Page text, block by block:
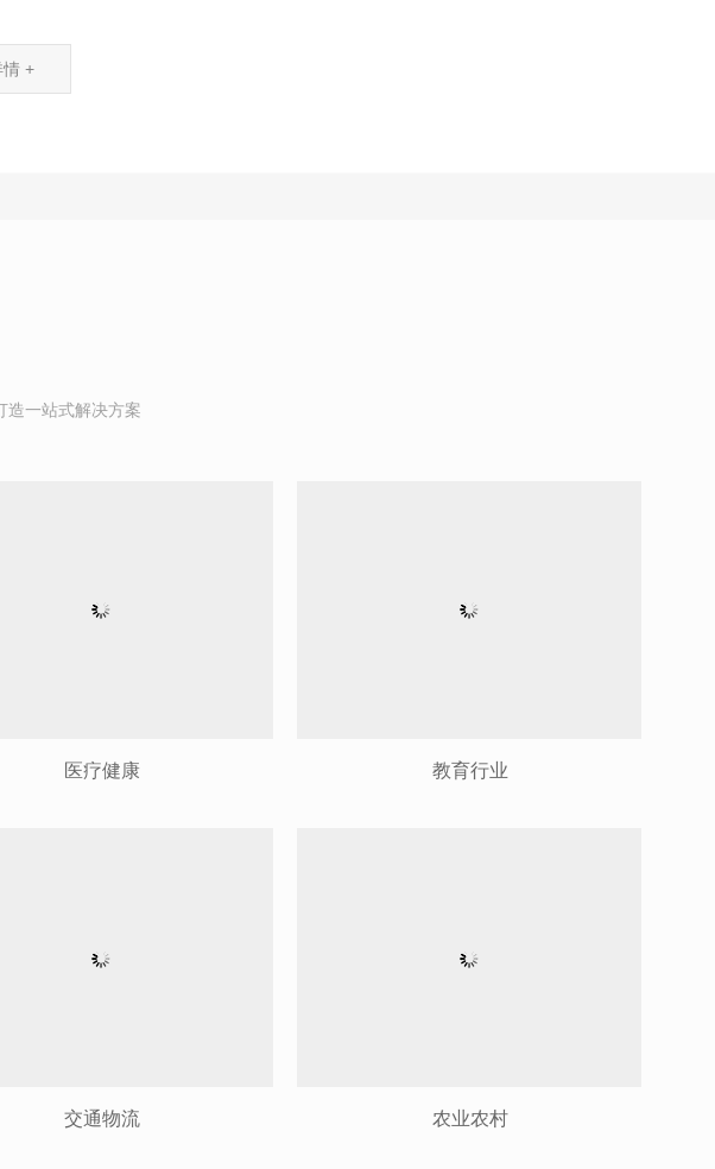
情 +
造一站式解决方案
医疗健康 教育行业
交通物流 农业农村